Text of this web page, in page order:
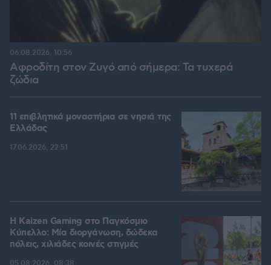
Αφροδίτη στον Ζυγό από σήμερα: Τα τυχερά
ζώδια
06.08.2026, 10:56
11 επιβλητικά μοναστήρια σε νησιά της
Ελλάδας
17.06.2026, 22:51
H Kaizen Gaming στο Παγκόσμιο
Kύπελλο: Μία διοργάνωση, δώδεκα
πόλεις, χιλιάδες κοινές στιγμές